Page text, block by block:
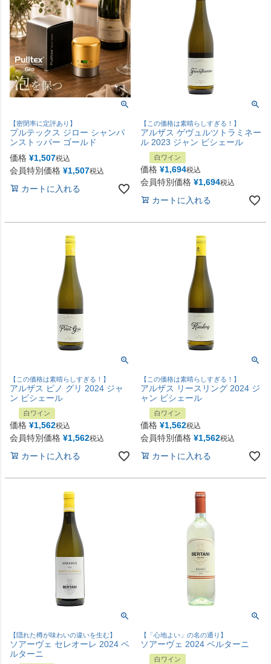
【密閉率に定評あり】
プルテックス ジロー シャンパ
ンストッパー ゴールド
価格 ¥1,507税込
会員特別価格 ¥1,507税込
カートに入れる
【この価格は素晴らしすぎる！】
アルザス ゲヴュルツトラミネー
ル 2023 ジャン ビシェール
白ワイン
価格 ¥1,694税込
会員特別価格 ¥1,694税込
カートに入れる
【この価格は素晴らしすぎる！】
アルザス ピノ グリ 2024 ジャ
ン ビシェール
白ワイン
価格 ¥1,562税込
会員特別価格 ¥1,562税込
カートに入れる
【この価格は素晴らしすぎる！】
アルザス リースリング 2024 ジ
ャン ビシェール
白ワイン
価格 ¥1,562税込
会員特別価格 ¥1,562税込
カートに入れる
【隠れた樽が味わいの違いを生む】
ソアーヴェ セレオーレ 2024 ベ
ルターニ
【「心地よい」の名の通り】
ソアーヴェ 2024 ベルターニ
白ワイン